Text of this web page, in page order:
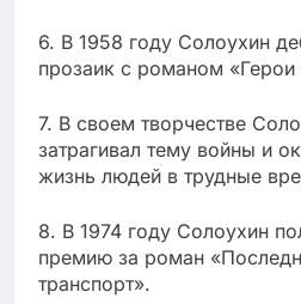
6. В 1958 году Солоухин
прозаик с романом «Герои
7. В своем творчестве
затрагивал тему войны и
жизнь людей в трудные
8. В 1974 году Солоухин
премию за роман
транспорт».